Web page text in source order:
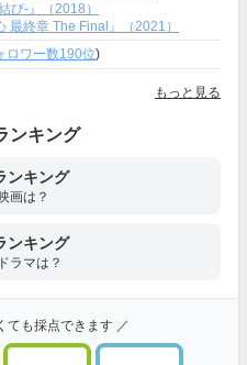
び-』（2018）
最終章 The Final』（2021）
ロワー数190位)
もっと見る
ンキング
ンキング
画は？
ンキング
ラマは？
ても採点できます ／